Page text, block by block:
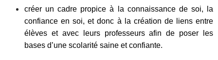
créer un cadre propice à la connaissance de soi, la
confiance en soi, et donc à la création de liens entre
élèves et avec leurs professeurs afin de poser les
bases d’une scolarité saine et confiante.